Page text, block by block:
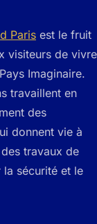
Paris est le fruit
visiteurs de vivre
Imaginaire.
travaillent en
des
donnent vie à
travaux de
la sécurité et le